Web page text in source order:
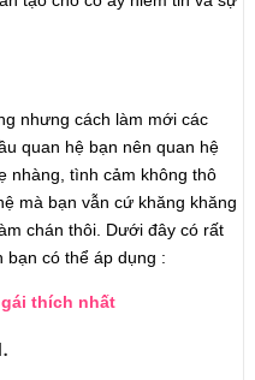
nhưng cách làm mới các
quan hệ bạn nên quan hệ
nhàng, tình cảm không thô
mà bạn vẫn cứ khăng khăng
chán thôi. Dưới đây có rất
bạn có thể áp dụng :
thích nhất